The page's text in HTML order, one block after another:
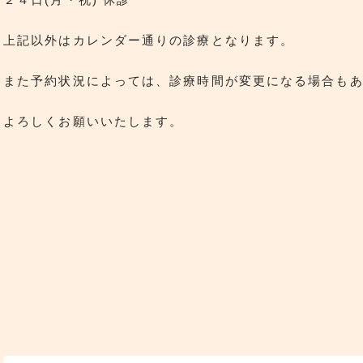
上記以外はカレンダー通りの診療となります。
また予約状況によっては、診療時間が変更になる場合もあ
よろしくお願いいたします。